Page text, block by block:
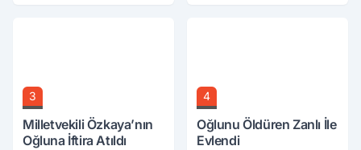
3
Milletvekili Özkaya’nın
Oğluna İftira Atıldı
4
Oğlunu Öldüren Zanlı İle
Evlendi